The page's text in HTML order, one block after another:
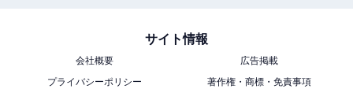
サイト情報
会社概要
広告掲載
プライバシーポリシー
著作権・商標・免責事項